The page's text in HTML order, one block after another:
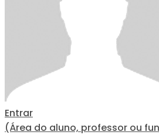
Entrar
(Área do aluno, professor ou